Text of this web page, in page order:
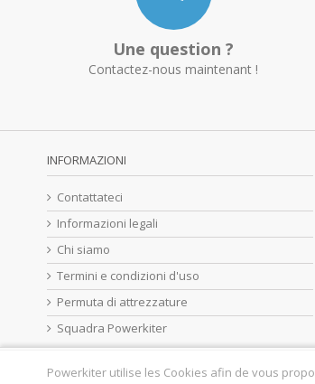
Une question ?
Contactez-nous maintenant !
INFORMAZIONI
Contattateci
Informazioni legali
Chi siamo
Termini e condizioni d'uso
Permuta di attrezzature
Squadra Powerkiter
Powerkiter utilise les Cookies afin de vous